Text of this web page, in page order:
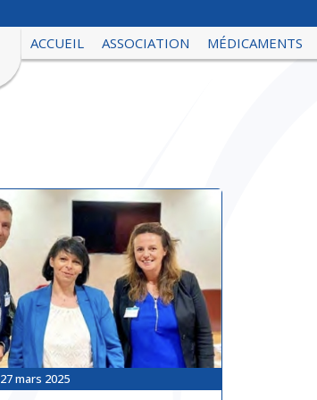
ACCUEIL ASSOCIATION MÉDICAMENTS
27 mars 2025